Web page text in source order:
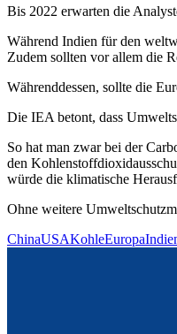
Bis 2022 erwarten die
Während Indien für den
Zudem sollten vor allem die
Währenddessen, sollte die
Die IEA betont, dass
So hat man zwar bei der
den
würde die klimatische
Ohne weitere
ChinaUSAKohleEuropa